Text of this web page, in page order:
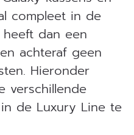
compleet in de
dan een
achteraf geen
Hieronder
verschillende
de Luxury Line te